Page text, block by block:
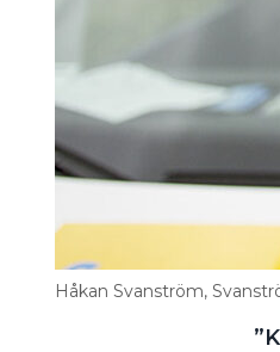
Håkan Svanström,